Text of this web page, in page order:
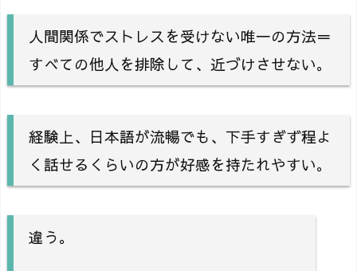
人間関係でストレスを受けない唯一の方法＝
すべての他人を排除して、近づけさせない。
経験上、日本語が流暢でも、下手すぎず程よ
く話せるくらいの方が好感を持たれやすい。
違う。